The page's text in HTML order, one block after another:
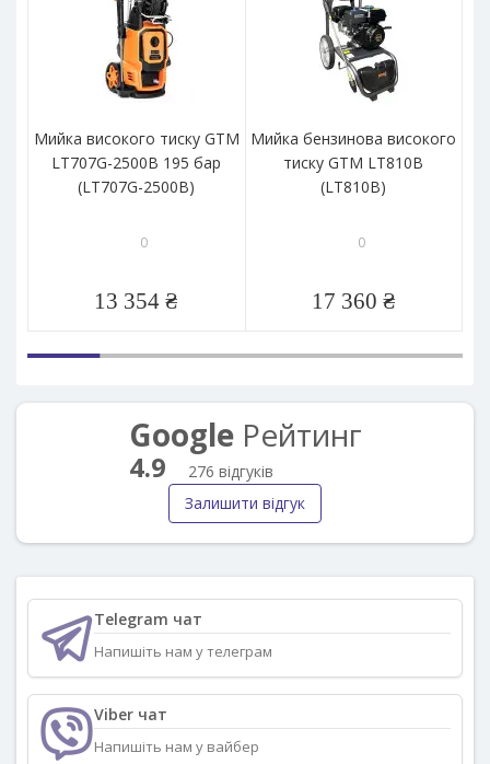
Мийка високого тиску GTM
LT707G-2500B 195 бар
(LT707G-2500B)
0
13 354 ₴
Мийка бензинова високого
тиску GTM LT810B
(LT810B)
0
17 360 ₴
GoogleРейтинг
4.9
276 відгуків
Залишити відгук
Telegram чат
Напишіть нам у телеграм
Viber чат
Напишіть нам у вайбер